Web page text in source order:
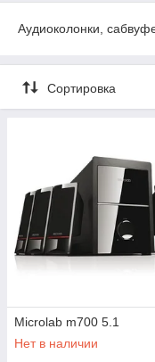
Аудиоколонки,
Сортировка
Microlab m700 5.1
Нет в наличии